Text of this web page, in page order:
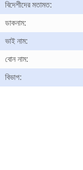
বিদেশীদের মতামত:
ডাকনাম:
ভাই নাম:
বোন নাম:
বিভাগ: